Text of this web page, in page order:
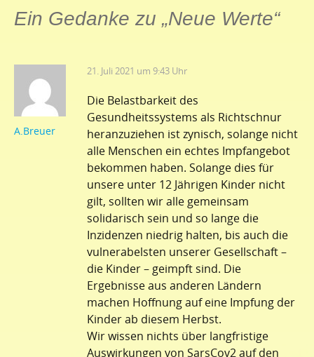
Ein Gedanke zu „Neue Werte“
A.Breuer
21. Juli 2021 um 9:43 Uhr
Die Belastbarkeit des
Gesundheitssystems als Richtschnur
heranzuziehen ist zynisch, solange nicht
alle Menschen ein echtes Impfangebot
bekommen haben. Solange dies für
unsere unter 12 Jährigen Kinder nicht
gilt, sollten wir alle gemeinsam
solidarisch sein und so lange die
Inzidenzen niedrig halten, bis auch die
vulnerabelsten unserer Gesellschaft –
die Kinder – geimpft sind. Die
Ergebnisse aus anderen Ländern
machen Hoffnung auf eine Impfung der
Kinder ab diesem Herbst.
Wir wissen nichts über langfristige
Auswirkungen von SarsCov2 auf den